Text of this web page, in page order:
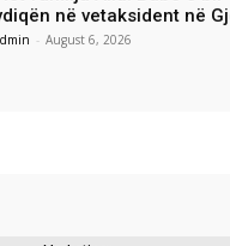
në vetaksident në
- August 6, 2026